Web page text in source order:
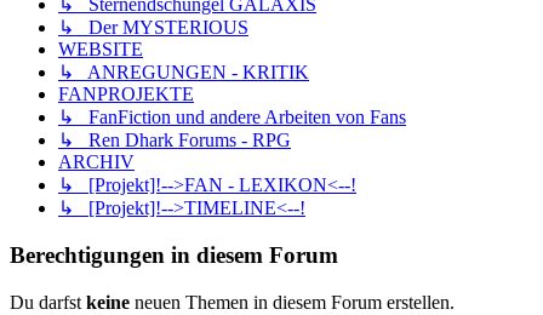
↳ Sternendschungel GALAXIS
↳ Der MYSTERIOUS
WEBSITE
↳ ANREGUNGEN - KRITIK
FANPROJEKTE
↳ FanFiction und andere Arbeiten von Fans
↳ Ren Dhark Forums - RPG
ARCHIV
↳ [Projekt]!-->FAN - LEXIKON<--!
↳ [Projekt]!-->TIMELINE<--!
Berechtigungen in diesem Forum
Du darfst keine neuen Themen in diesem Forum erstellen.